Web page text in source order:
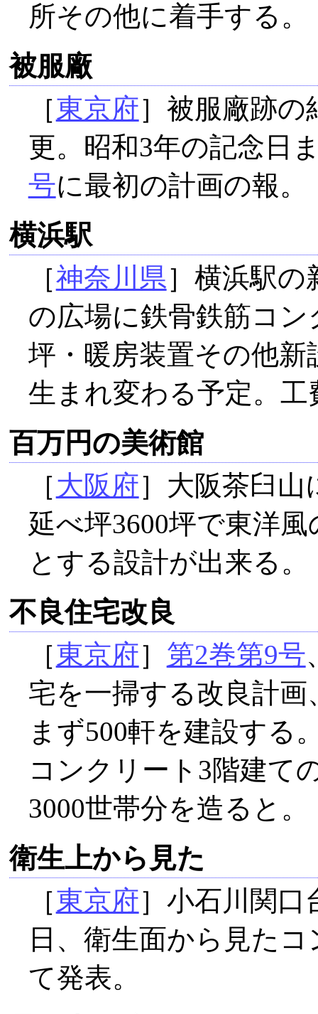
所その他に着手する。
被服廠
［東京府］被服廠跡の
更。昭和3年の記念日
号に最初の計画の報。
横浜駅
［神奈川県］横浜駅の
の広場に鉄骨鉄筋コン
坪・暖房装置その他
生まれ変わる予定。工
百万円の美術館
［大阪府］大阪茶臼
延べ坪3600坪で東洋
とする設計が出来る。
不良住宅改良
［東京府］ 第2巻第9号
宅を一掃する改良計
まず500軒を建設する
コンクリート3階建て
3000世帯分を造ると
衛生上から見た
［東京府］小石川関口
日、衛生面から見た
て発表。